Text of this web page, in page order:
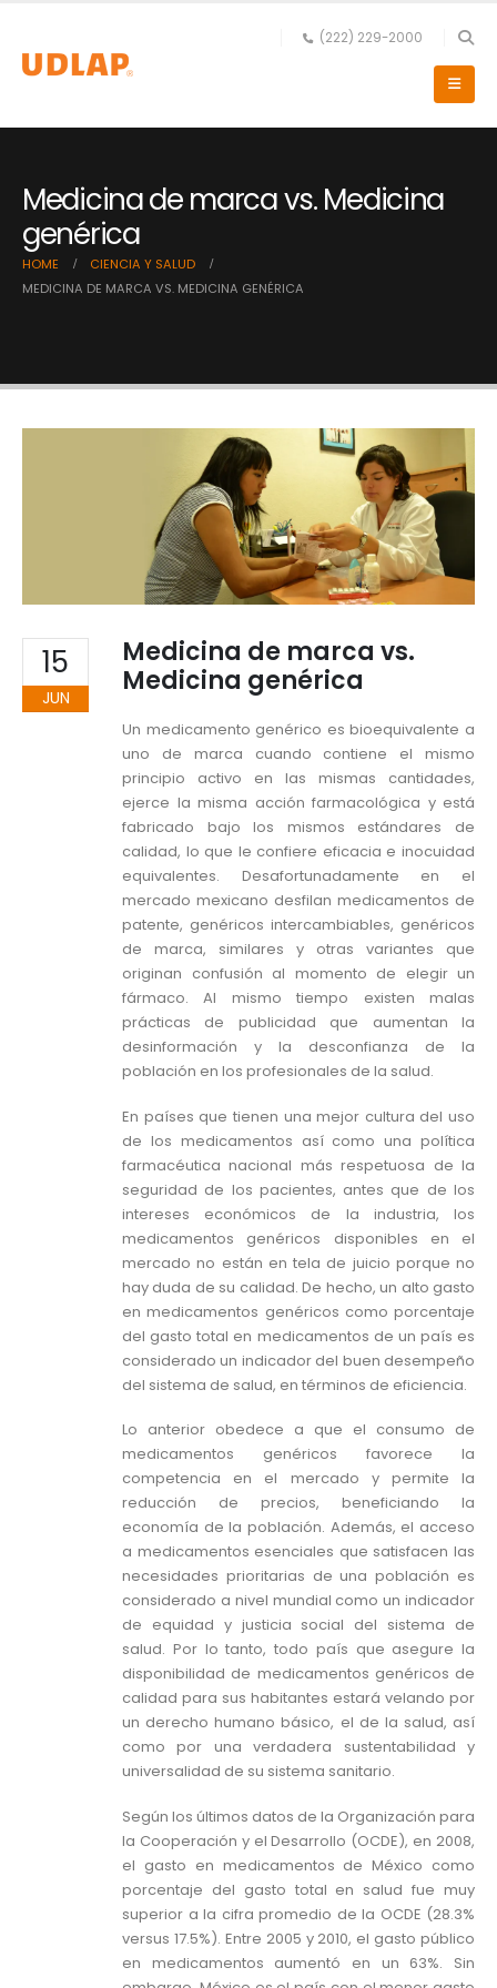
(222) 229-2000
Medicina de marca vs. Medicina
genérica
HOME
CIENCIA Y SALUD
MEDICINA DE MARCA VS. MEDICINA GENÉRICA
15
JUN
Medicina de marca vs.
Medicina genérica
Un medicamento genérico es bioequivalente a
uno de marca cuando contiene el mismo
principio activo en las mismas cantidades,
ejerce la misma acción farmacológica y está
fabricado bajo los mismos estándares de
calidad, lo que le confiere eficacia e inocuidad
equivalentes. Desafortunadamente en el
mercado mexicano desfilan medicamentos de
patente, genéricos intercambiables, genéricos
de marca, similares y otras variantes que
originan confusión al momento de elegir un
fármaco. Al mismo tiempo existen malas
prácticas de publicidad que aumentan la
desinformación y la desconfianza de la
población en los profesionales de la salud.
En países que tienen una mejor cultura del uso
de los medicamentos así como una política
farmacéutica nacional más respetuosa de la
seguridad de los pacientes, antes que de los
intereses económicos de la industria, los
medicamentos genéricos disponibles en el
mercado no están en tela de juicio porque no
hay duda de su calidad. De hecho, un alto gasto
en medicamentos genéricos como porcentaje
del gasto total en medicamentos de un país es
considerado un indicador del buen desempeño
del sistema de salud, en términos de eficiencia.
Lo anterior obedece a que el consumo de
medicamentos genéricos favorece la
competencia en el mercado y permite la
reducción de precios, beneficiando la
economía de la población. Además, el acceso
a medicamentos esenciales que satisfacen las
necesidades prioritarias de una población es
considerado a nivel mundial como un indicador
de equidad y justicia social del sistema de
salud. Por lo tanto, todo país que asegure la
disponibilidad de medicamentos genéricos de
calidad para sus habitantes estará velando por
un derecho humano básico, el de la salud, así
como por una verdadera sustentabilidad y
universalidad de su sistema sanitario.
Según los últimos datos de la Organización para
la Cooperación y el Desarrollo (OCDE), en 2008,
el gasto en medicamentos de México como
porcentaje del gasto total en salud fue muy
superior a la cifra promedio de la OCDE (28.3%
versus 17.5%). Entre 2005 y 2010, el gasto público
en medicamentos aumentó en un 63%. Sin